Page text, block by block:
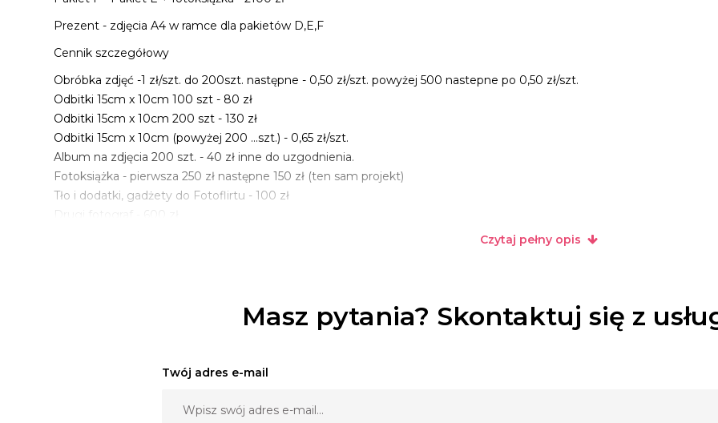
Prezent - zdjęcia A4 w ramce dla pakietów D,E,F
Cennik szczegółowy
Obróbka zdjęć -1 zł/szt. do 200szt. następne - 0,50 zł/szt. powyżej 500 nastepne po 0,50 zł/szt.
Odbitki 15cm x 10cm 100 szt - 80 zł
Odbitki 15cm x 10cm 200 szt - 130 zł
Odbitki 15cm x 10cm (powyżej 200 ...szt.) - 0,65 zł/szt.
Album na zdjęcia 200 szt. - 40 zł inne do uzgodnienia.
Fotoksiążka - pierwsza 250 zł następne 150 zł (ten sam projekt)
Tło i dodatki, gadżety do Fotoflirtu - 100 zł
Drugi fotograf - 600 zł
Możesz dodatkowo uwiecznić wizytę u fryzjera, wizażystki,
Zachęcamy do spotkania, gdzie można zaprezentować
Czytaj pełny opis
Masz pytania? Skontaktuj się z
Twój adres e-mail